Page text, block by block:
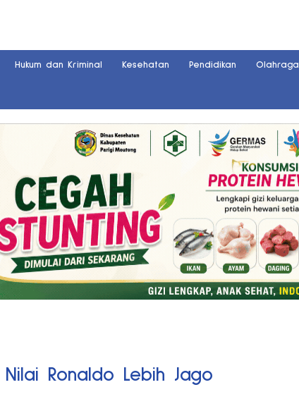
Hukum dan Kriminal Kesehatan Pendidikan Olahraga
Ronaldo Lebih Jago